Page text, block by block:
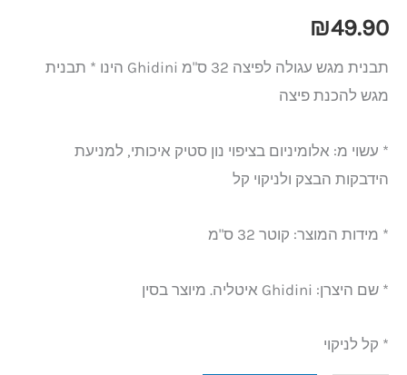
₪49.90
תבנית מגש עגולה לפיצה 32 ס"מ Ghidini הינו * תבנית
מגש להכנת פיצה
* עשוי מ: אלומיניום בציפוי נון סטיק איכותי, למניעת
הידבקות הבצק ולניקוי קל
* מידות המוצר: קוטר 32 ס"מ
* שם היצרן: Ghidini איטליה. מיוצר בסין
* קל לניקוי